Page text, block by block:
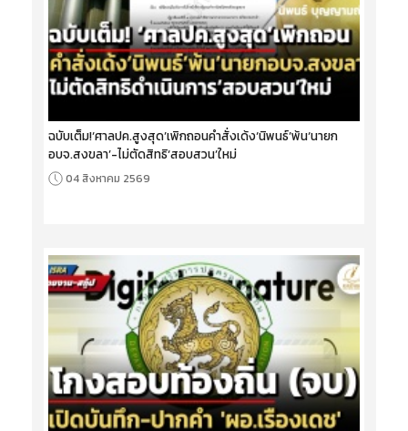
ฉบับเต็ม!‘ศาลปค.สูงสุด’เพิกถอนคำสั่งเด้ง‘นิพนธ์’พ้น‘นายก
อบจ.สงขลา’-ไม่ตัดสิทธิ‘สอบสวน’ใหม่
04 สิงหาคม 2569